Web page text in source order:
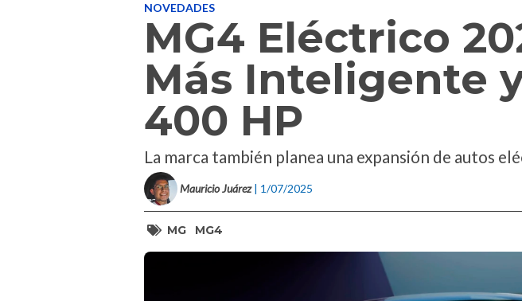
NOVEDADES
MG4 Eléctrico
Más Inteligente
400 HP
La marca también planea una expansión de autos
Mauricio Juárez | 1/07/2025
MG MG4